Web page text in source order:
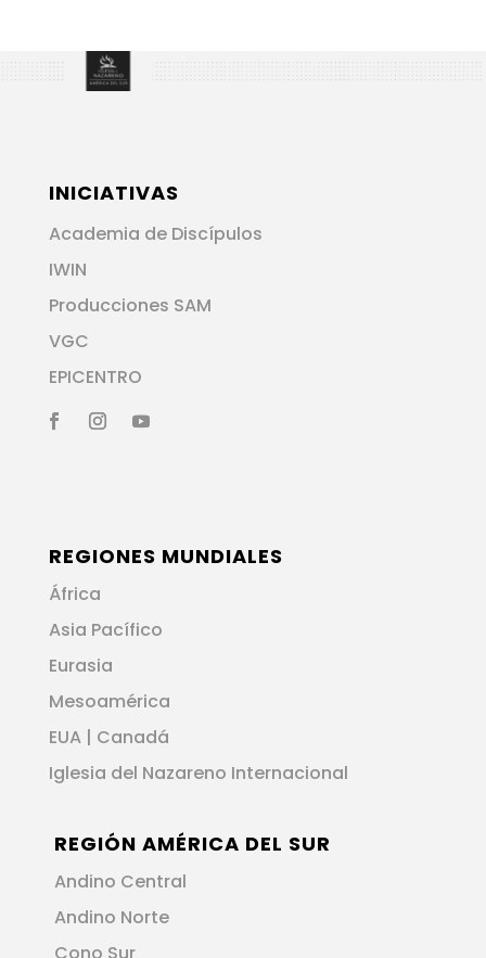
INICIATIVAS
Academia de Discípulos
IWIN
Producciones SAM
VGC
EPICENTRO
REGIONES MUNDIALES
África
Asia Pacífico
Eurasia
Mesoamérica
EUA | Canadá
Iglesia del Nazareno Internacional
REGIÓN AMÉRICA DEL SUR
Andino Central
Andino Norte